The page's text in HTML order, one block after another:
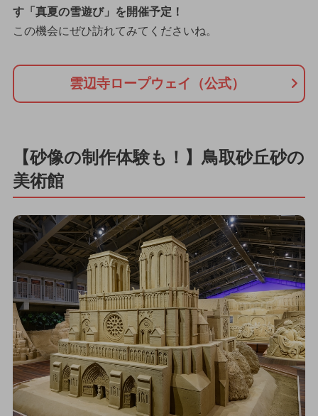
す「真夏の雪遊び」を開催予定！
この機会にぜひ訪れてみてくださいね。
雲辺寺ロープウェイ（公式）
【砂像の制作体験も！】鳥取砂丘砂の
美術館